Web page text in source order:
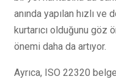
anında yapılan hızlı ve
kurtarıcı olduğunu göz
önemi daha da artıyor.
Ayrıca, ISO 22320